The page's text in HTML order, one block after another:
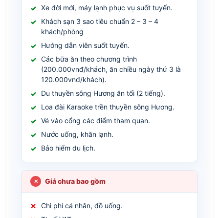
Xe đời mới, máy lạnh phục vụ suốt tuyến.
Khách sạn 3 sao tiêu chuẩn 2 – 3 – 4
khách/phòng
Hướng dẫn viên suốt tuyến.
Các bữa ăn theo chương trình
(200.000vnđ/khách, ăn chiều ngày thứ 3 là
120.000vnđ/khách).
Du thuyền sông Hương ăn tối (2 tiếng).
Loa đài Karaoke trền thuyền sông Hương.
Vé vào cổng các điểm tham quan.
Nước uống, khăn lạnh.
Bảo hiểm du lịch.
Giá chưa bao gồm
Chi phí cá nhân, đồ uống.